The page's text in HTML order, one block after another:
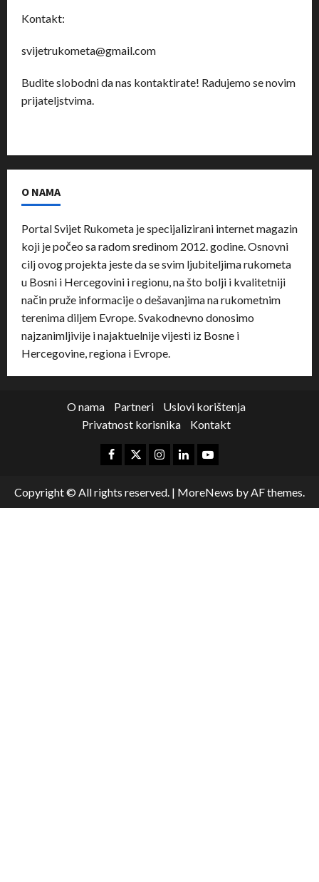
Kontakt:
svijetrukometa@gmail.com
Budite slobodni da nas kontaktirate! Radujemo se novim
prijateljstvima.
O NAMA
Portal Svijet Rukometa je specijalizirani internet magazin
koji je počeo sa radom sredinom 2012. godine. Osnovni
cilj ovog projekta jeste da se svim ljubiteljima rukometa
u Bosni i Hercegovini i regionu, na što bolji i kvalitetniji
način pruže informacije o dešavanjima na rukometnim
terenima diljem Evrope. Svakodnevno donosimo
najzanimljivije i najaktuelnije vijesti iz Bosne i
Hercegovine, regiona i Evrope.
O nama Partneri
Uslovi korištenja
Privatnost korisnika
Kontakt
Copyright © All rights reserved. | MoreNews by AF themes.